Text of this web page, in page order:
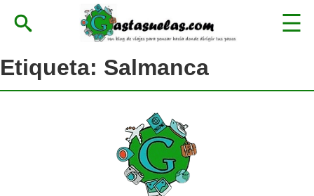
Etiqueta: Salmanca